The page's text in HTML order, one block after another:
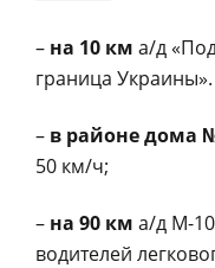
– на 10 км а/д
граница Украины».
– в районе дома
50 км/ч;
– на 90 км а/д М-
водителей